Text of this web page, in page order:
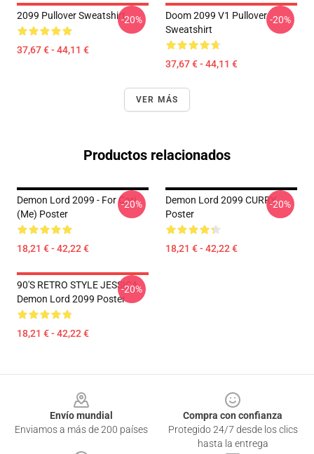
2099 Pullover Sweatshirt
37,67 € - 44,11 €
-20%
Doom 2099 V1 Pullover
Sweatshirt
37,67 € - 44,11 €
-20%
VER MÁS
Productos relacionados
Demon Lord 2099 - For Cari
(me) Poster
18,21 € - 42,22 €
-20%
Demon Lord 2099 CURRY
Poster
18,21 € - 42,22 €
-20%
90'S RETRO STYLE JESSICA
Demon Lord 2099 Poster
18,21 € - 42,22 €
-20%
Envío mundial
Enviamos a más de 200 países
Compra con confianza
Protegido 24/7 desde los clics
hasta la entrega